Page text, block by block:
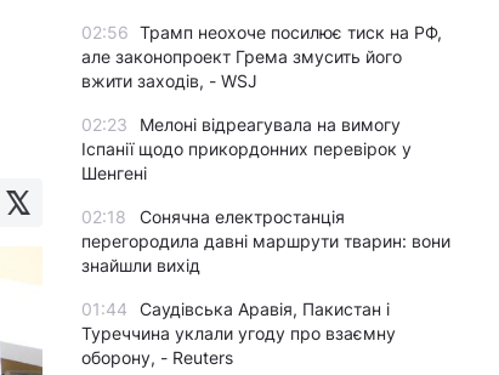
02:56 Трамп неохоче посилює тиск на РФ,
але законопроект Грема змусить його
вжити заходів, - WSJ
02:23
Мелоні відреагувала на вимогу
Іспанії щодо прикордонних перевірок у
Шенгені
02:18
Сонячна електростанція
перегородила давні маршрути тварин: вони
знайшли вихід
01:44
Саудівська Аравія, Пакистан і
Туреччина уклали угоду про взаємну
оборону, - Reuters